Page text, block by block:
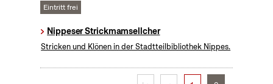
Eintritt frei
Nippeser Strickmamsellcher
Stricken und Klönen in der Stadtteilbibliothek Nippes.